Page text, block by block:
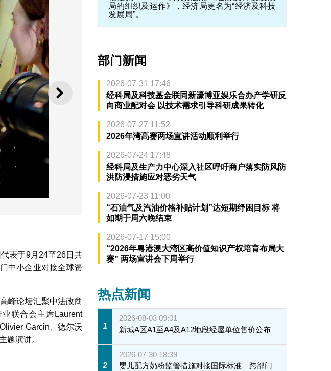
下一则
表于9月24至26日共
中小企业对接全球资
峰论坛汇聚中法政商
联合会主席Laurent
Garcin、德尔沃
题演讲。
局的组织及运作》，经济局更名为“经济及科技
发展局”。
部门新闻
2026-07-31 17:46
经科局及科技基金联同新濠博亚娱乐合办产学研反
向商业配对会 以技术需求引导科研成果转化
2026-07-27 11:52
2026年湾高赛两场宣讲活动顺利举行
2026-07-24 17:48
经科局及生产力中心深入社区呼吁商户落实防风防
洪防浸措施应对恶劣天气
2026-07-23 11:00
“石油气及汽油价格补贴计划”达短期纾困目标 将
如期于周六晚结束
2026-07-17 15:00
“2026年粤港澳大湾区高价值知识产权培育布局大
赛” 两场宣讲会下周举行
热点新闻
1
2026-08-03 09:01
新城A区A1至A4及A12地段经屋单位售价公布
2
2026-07-30 18:39
婴儿配方奶粉监管措施对接国际标准 跨部门